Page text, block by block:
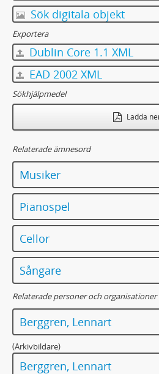
Sök digitala objekt
Exportera
Dublin Core 1.1 XML
EAD 2002 XML
Sökhjälpmedel
Ladda
Relaterade ämnesord
Musiker
Pianospel
Cellor
Sångare
Relaterade personer och organisationer
Berggren, Lennart
(Arkivbildare)
Berggren, Lennart